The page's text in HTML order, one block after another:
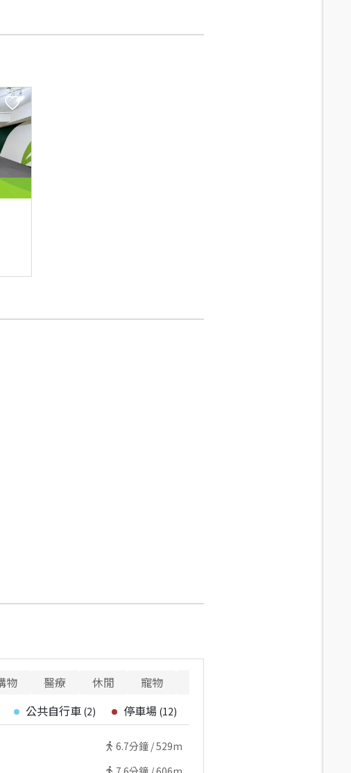
物 醫療 休閒 寵物
公共自行車 (2) 停車場 (12)
6.7分鐘 /529m